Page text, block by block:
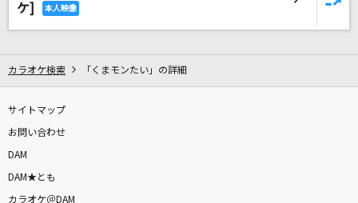
(please)forgive
BUMP OF CHICKEN
郷ひろみ
今日の日はさようなら
唱歌・抒情歌
ケ]
カラオケ検索 「くまモンたい」の詳細
サイトマップ
お問い合わせ
DAM
DAM★とも
カラオケ＠DAM